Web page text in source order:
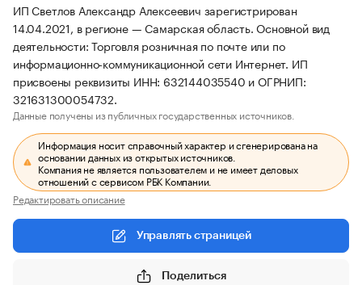
ИП Светлов Александр Алексеевич зарегистрирован
14.04.2021, в регионе — Самарская область. Основной вид
деятельности: Торговля розничная по почте или по
информационно-коммуникационной сети Интернет. ИП
присвоены реквизиты ИНН: 632144035540 и ОГРНИП:
321631300054732.
Данные получены из публичных государственных источников.
Информация носит справочный характер и сгенерирована на
основании данных из открытых источников.
Компания не является пользователем и не имеет деловых
отношений с сервисом РБК Компании.
Редактировать описание
Управлять страницей
Поделиться